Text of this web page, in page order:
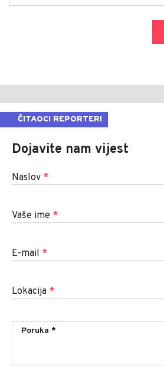
ČITAOCI REPORTERI
Dojavite nam vijest
Naslov *
Vaše ime *
E-mail *
Lokacija *